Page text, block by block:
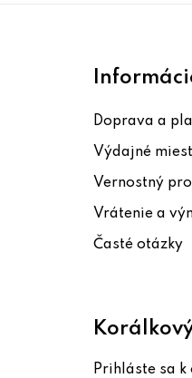
Doprava a
Výdajné
Vernostný
Vrátenie a
Časté otázky
Prihláste sa k